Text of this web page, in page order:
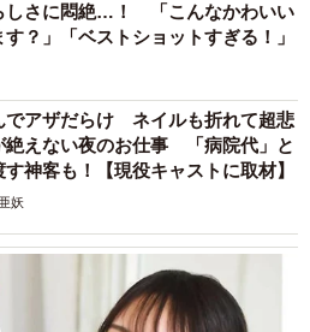
・26卒ともに全体の3割弱
リューションズが調査した「採
する意識調査（2025）」による
のモニター学生ではAI面接の経験
派のようです。
評価されたい学生は63.0%、AIに
」と積極的にAI面接を評価する
には意外と時間が必要かもしれ
しさに悶絶…！ 「こんなかわいい
？」「ベストショットすぎる！」
でアザだらけ ネイルも折れて超悲
えない夜のお仕事 「病院代」と
神客も！【現役キャストに取材】
妖